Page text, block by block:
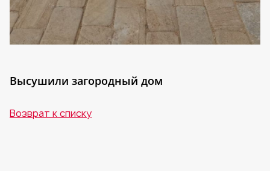
Высушили загородный дом
Возврат к списку